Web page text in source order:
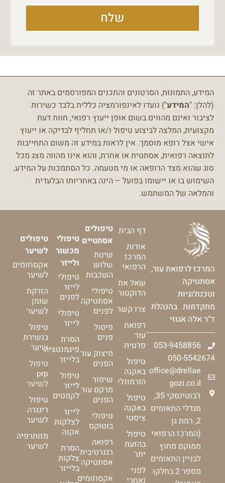
שלח
המידע, התמונות, הסרטונים והתכנים המפורסמים באתר זה
(להלן: "המידע") נועדו לאינפורמציה כללית בלבד כשירות
לציבור ואינם מהווים בשום אופן ייעוץ רפואי, חוות דעת
מקצועית, המלצה לביצוע טיפול ו/או תחליף לבדיקה או ייעוץ
אישי אצל רופא מוסמך. אין לראות במידע זה משום התחייבות
לתוצאה רפואית, אסתטית או אחרת, והוא אינו מהווה מצג מכל
סוג שהוא מצד הרופאה או מי מטעמה. כל הסתמכות על המידע,
השימוש בו או יישומו בפועל – הינה באחריותו הבלעדית
והמלאה של המשתמש.
המרכז לרפואת עור,
אסתטיקה
וטכנולוגיות
מתקדמות בהנהלת
ד"ר אלה אגוזי
053-9458856
050-5542674
office@drellae
gozi.co.il
ז'בוטינסקי 35,
מגדלי התאומים
2, רמת גן
(המרכז הרפואי
ממוקם מחוץ
לבניין התאומים
מספר 2 בחלקו
דף הבית
אודות
המרכז
הרפואי
שאל את
הדוקטור
צרו קשר
רפואת
עור
פרטית
טיפול
באקנה
הורמונלי
טיפול
באקנה
ציסטי
טיפול
בהזעת
יתר
לפני
ואחרי
טיפולים
אסתטיים
שיטת
שלוש
השכבות
טיפולי
אסתטיקה
לפנים
פיסול
פנים
מיצוק עור
הפנים
שיפור
מרקם עור
הפנים
טיפולי
בוטוקס
רפואה
רגנרטיבית
אסתטיקה
אקסוזומים
טיפולי
מכשור
ולייזר
טיפולי
לייזר
לפנים
טיפולי
לייזר
הסרת
פיגמנטציה
בלייזר
טיפול
לייזר
לקמטים
לייזר
לצלקות
אקנה
הסרת
צלקות
בלייזר
טיפולים
לשיער
אקסוזומים
לשיער
הזרקת
שומן
לשיער
טיפול
בנשירת
שיער
טיפול
prp
לשיער
טיפול
ריגנרה
לשיער
מזותרפיה
לשיער